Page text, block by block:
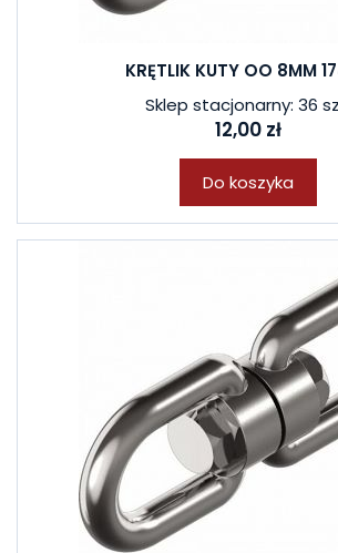
KRĘTLIK KUTY OO 8MM
Sklep stacjonarny: 36
12,00 zł
Do koszyka